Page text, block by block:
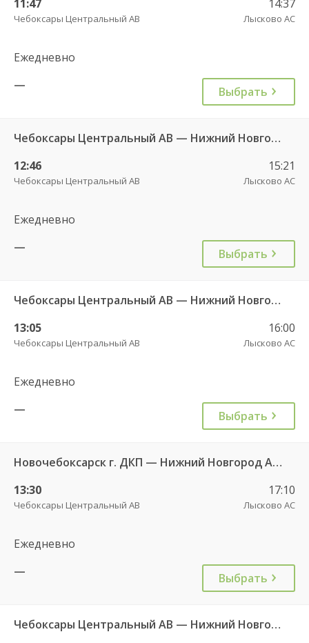
11:47
Чебоксары Центральный АВ
14:37
Лысково АС
Ежедневно
—
Выбрать
Чебоксары Центральный АВ — Нижний Новгород Автовокзал «ТПУ Канавинский» 7939
12:46
Чебоксары Центральный АВ
15:21
Лысково АС
Ежедневно
—
Выбрать
Чебоксары Центральный АВ — Нижний Новгород АВ Щербинки 9608
13:05
Чебоксары Центральный АВ
16:00
Лысково АС
Ежедневно
—
Выбрать
Новочебоксарск г. ДКП — Нижний Новгород Автовокзал «ТПУ Канавинский» 7938
13:30
Чебоксары Центральный АВ
17:10
Лысково АС
Ежедневно
—
Выбрать
Чебоксары Центральный АВ — Нижний Новгород Автовокзал «ТПУ Канавинский» 3025